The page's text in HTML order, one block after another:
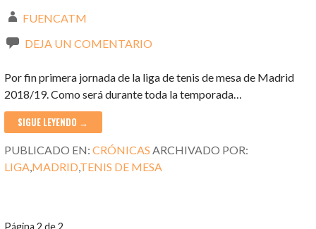
FUENCATM
DEJA UN COMENTARIO
Por fin primera jornada de la liga de tenis de mesa de Madrid
2018/19. Como será durante toda la temporada…
SIGUE LEYENDO →
PUBLICADO EN:CRÓNICAS ARCHIVADO POR:
LIGA,MADRID,TENIS DE MESA